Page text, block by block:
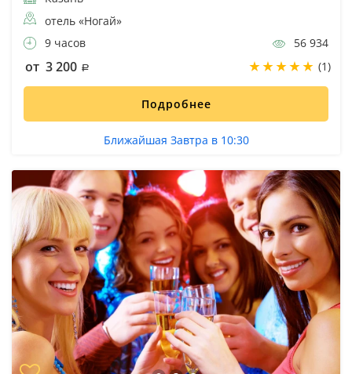
отель «Ногай»
9 часов
56 934
от 3 200 (1)
Подробнее
Ближайшая Завтра в 10:30